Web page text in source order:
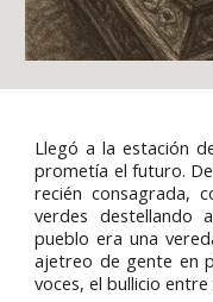
Llegó a la estación
prometía el futuro.
recién consagrada,
verdes destellando
pueblo era una
ajetreo de gente en
voces, el bullicio